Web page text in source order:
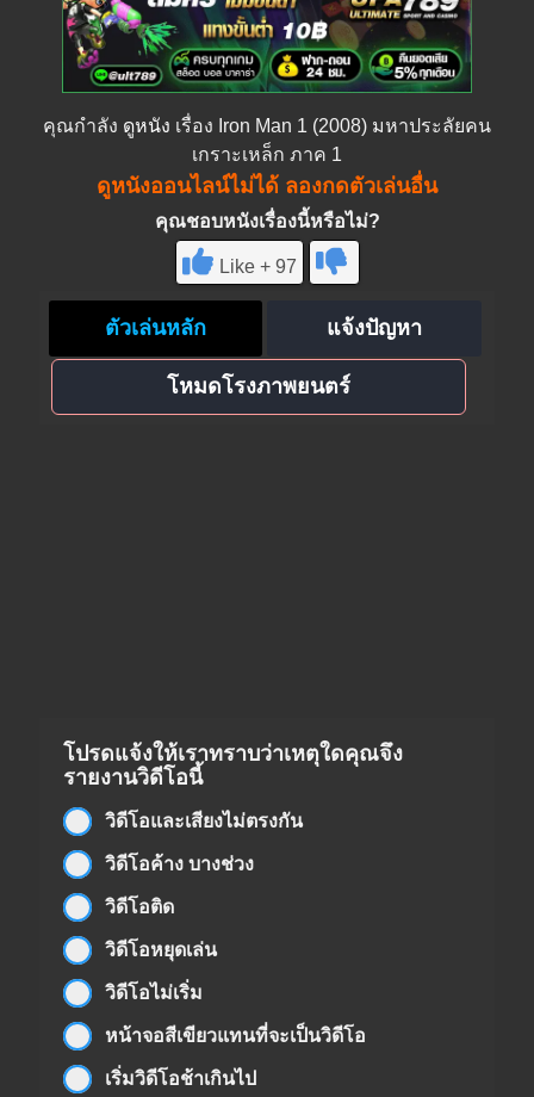
คุณกำลัง ดูหนัง เรื่อง Iron Man 1 (2008) มหาประลัยคน
เกราะเหล็ก ภาค 1
ดูหนังออนไลน์ไม่ได้ ลองกดตัวเล่นอื่น
คุณชอบหนังเรื่องนี้หรือไม่?
Like + 97
ตัวเล่นหลัก แจ้งปัญหา
โหมดโรงภาพยนตร์
โปรดแจ้งให้เราทราบว่าเหตุใดคุณจึง
รายงานวิดีโอนี้
วิดีโอและเสียงไม่ตรงกัน
วิดีโอค้าง บางช่วง
วิดีโอติด
วิดีโอหยุดเล่น
วิดีโอไม่เริ่ม
หน้าจอสีเขียวแทนที่จะเป็นวิดีโอ
เริ่มวิดีโอช้าเกินไป